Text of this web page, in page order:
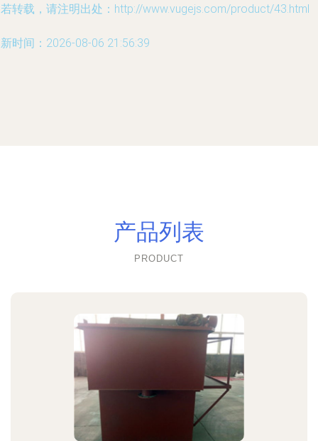
转载，请注明出处：http://www.vugejs.com/product/43.html
时间：2026-08-06 21:56:39
产品列表
PRODUCT